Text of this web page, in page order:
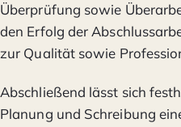
Überprüfung sowie
den Erfolg der
zur Qualität sowie
Abschließend lässt sich
Planung und Schreibung